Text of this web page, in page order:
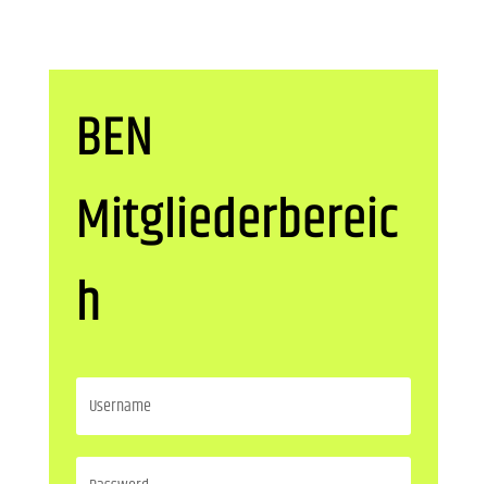
BEN
Mitgliederbereic
h